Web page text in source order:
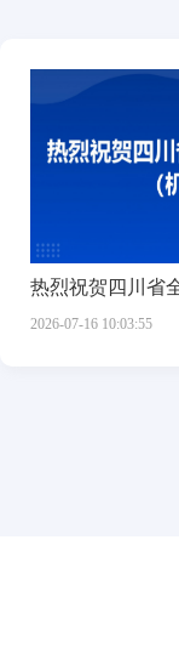
2026-07-16 10:03:55